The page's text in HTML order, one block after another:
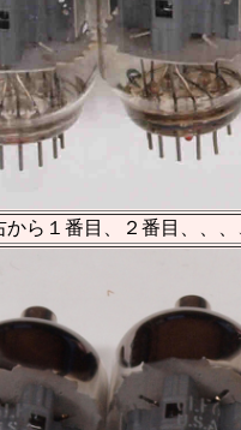
ら１番目、２番目、、、